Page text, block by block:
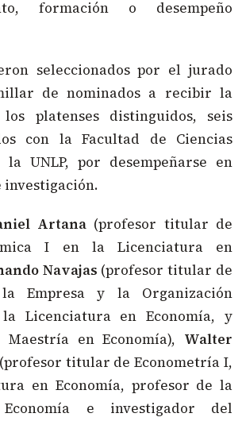
formación o desempeño
seleccionados por el jurado
de nominados a recibir la
platenses distinguidos, seis
con la Facultad de Ciencias
la UNLP, por desempeñarse en
investigación.
Artana (profesor titular de
I en la Licenciatura en
Navajas (profesor titular de
Empresa y la Organización
Licenciatura en Economía, y
en Economía), Walter
titular de Econometría I,
en Economía, profesor de la
e investigador del